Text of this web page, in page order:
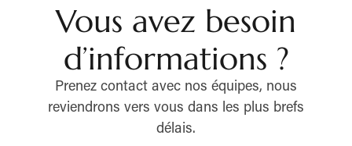
Vous avez besoin
d’informations ?
Prenez contact avec nos équipes, nous
reviendrons vers vous dans les plus brefs
délais.